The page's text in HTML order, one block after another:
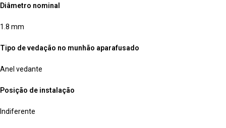
Diâmetro nominal
1.8 mm
Tipo de vedação no munhão aparafusado
Anel vedante
Posição de instalação
Indiferente